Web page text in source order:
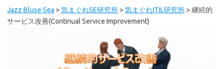
Jazz Bluse Sea > 気まぐれSE研究所> 気まぐれITIL研究所> 継続的
サービス改善(Continual Service Improvement)